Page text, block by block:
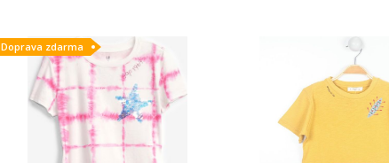
Detail produktu Detail produktu
Doprava zdarma